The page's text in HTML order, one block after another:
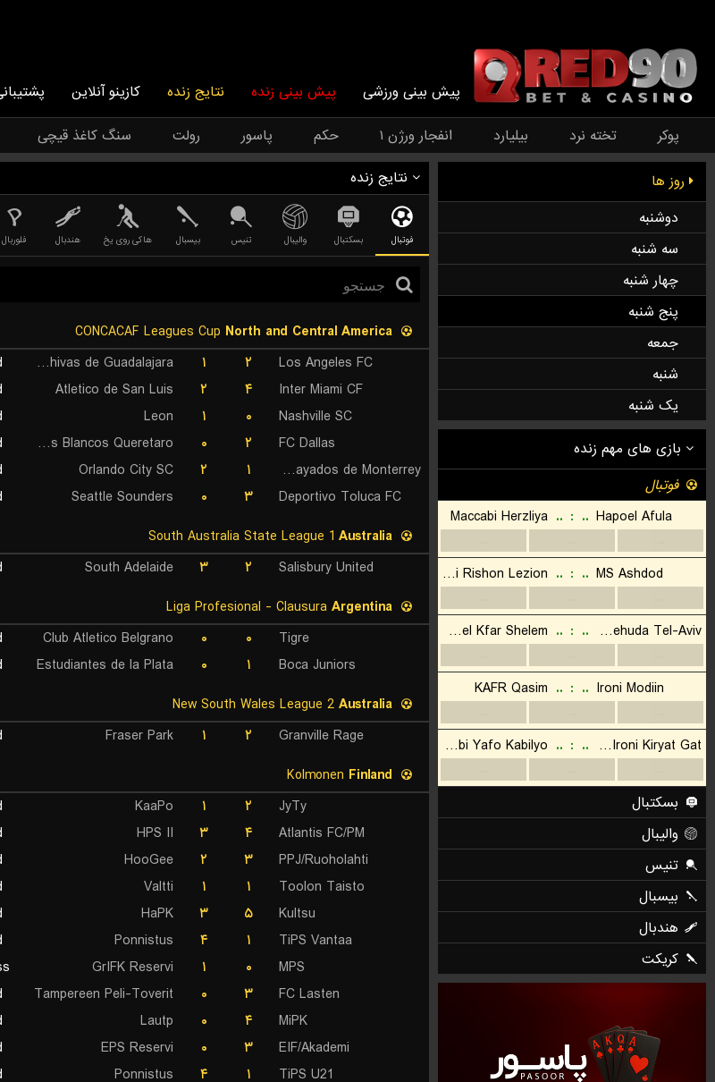
پیش بینی ورزشی پیش بینی زنده نتایج زنده کازینو آنلاین
پوکر تخته نرد بیلیارد انفجار ورژن ۱ حکم پاسور رولت سنگ کاغذ قیچی
روز ها
دوشنبه
سه شنبه
چهار شنبه
پنج شنبه
جمعه
شنبه
یک شنبه
نتایج زنده
فوتبال بسکتبال والیبال تنیس بیسبال هاکی روی یخ هندبال فلوربال
North and Central America
Los Angeles FC
۲ ۱ CD Chivas de Guadalajara
Inter Miami CF
۴ ۲ Atletico de San Luis
Nashville SC
۰ ۱ Leon
FC Dallas
۲ ۰ Gallos Blancos Queretaro
CF Rayados de Monterrey
۱ ۲ Orlando City SC
Deportivo Toluca FC
۳ ۰ Seattle Sounders
Australia
Salisbury United
۲ ۳ South Adelaide
Argentina
Tigre
۰ ۰ Club Atletico Belgrano
Boca Juniors
۱ ۰ Estudiantes de la Plata
Australia
Granville Rage
۲ ۱ Fraser Park
Finland
JyTy
۲ ۱ KaaPo
Atlantis FC/PM
۴ ۳ HPS II
PPJ/Ruoholahti
۳ ۲ HooGee
Toolon Taisto
۱ ۱ Valtti
Kultsu
۵ ۳ HaPK
TiPS Vantaa
۱ ۴ Ponnistus
MPS
۰ ۱ GrIFK Reservi
FC Lasten
۳ ۰ Tampereen Peli-Toverit
MiPK
۴ ۰ Lautp
EIF/Akademi
۳ ۰ EPS Reservi
TiPS U21
۱ ۴ Ponnistus